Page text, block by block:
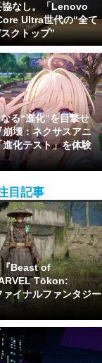
なし。「Lenovo
Ultra世代の“全て
クトップ”
る“進化”を目撃せ
壊：ネクサスアニ
化テスト」を体験
目記事
『Beast of
Tōkon:
イナルファンタジー